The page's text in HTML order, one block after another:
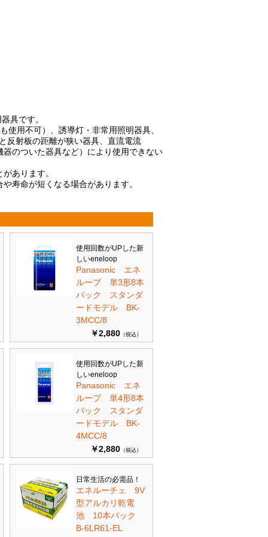
具です。
使用不可）、誘導灯・非常用照明器具、
反射板の距離が狭い器具、直流電流
のついた器具など）により使用できない
あります。
寿命が短くなる場合があります。
使用回数がUPした新
しいeneloop
Panasonic エネ
ループ 単3形8本
パック スタンダ
ードモデル BK-
3MCC/8
￥2,880 （税込）
使用回数がUPした新
しいeneloop
Panasonic エネ
ループ 単4形8本
パック スタンダ
ードモデル BK-
4MCC/8
￥2,880 （税込）
日常生活の必需品！
エネルーチェ 9V
型アルカリ乾電
池 10本パック
B-6LR61-EL